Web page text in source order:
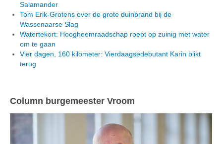
Salamander
Tom Erik-Grotens over de grote duinbrand bij de
Wassenaarse Slag
Watertekort: Hoogheemraadschap roept op zuinig met water
om te gaan
Vier dagen, 160 kilometer: Vierdaagsedebutant Karin blikt
terug
Column burgemeester Vroom